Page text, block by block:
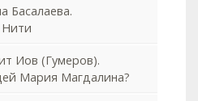
Басалаева.
Нити
Иов (Гумеров).
Мария Магдалина?